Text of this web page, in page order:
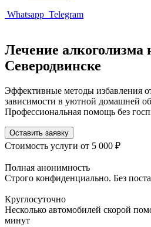
Whatsapp Telegram
Лечение алкоголизма
Северодвинске
Эффективные методы избавления
зависимости в уютной домашней
Профессиональная помощь без
Оставить заявку
Стоимость услуги от 5 000 ₽
Полная анонимность
Строго конфиденциально. Без
Круглосуточно
Несколько автомобилей скорой
минут